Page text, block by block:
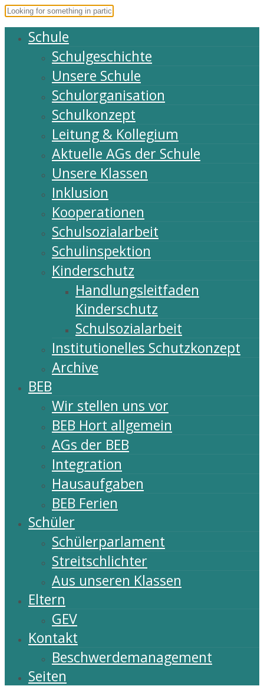
Schule
Schulgeschichte
Unsere Schule
Schulorganisation
Schulkonzept
Leitung & Kollegium
Aktuelle AGs der Schule
Unsere Klassen
Inklusion
Kooperationen
Schulsozialarbeit
Schulinspektion
Kinderschutz
Handlungsleitfaden
Kinderschutz
Schulsozialarbeit
Institutionelles Schutzkonzept
Archive
BEB
Wir stellen uns vor
BEB Hort allgemein
AGs der BEB
Integration
Hausaufgaben
BEB Ferien
Schüler
Schülerparlament
Streitschlichter
Aus unseren Klassen
Eltern
GEV
Kontakt
Beschwerdemanagement
Seiten